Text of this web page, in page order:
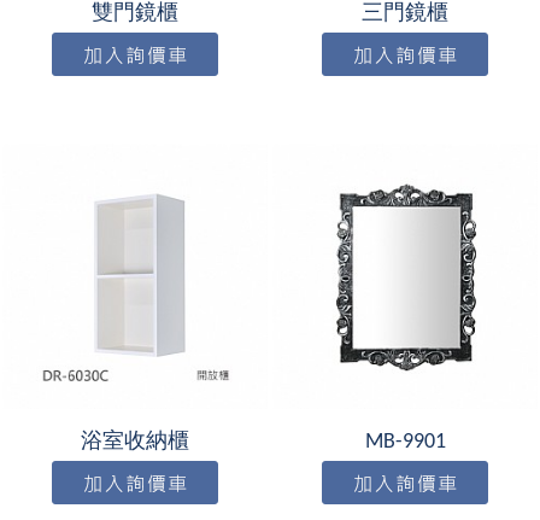
雙門鏡櫃 三門鏡櫃
浴室收納櫃 MB-9901